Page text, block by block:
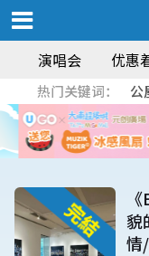
演唱会 优惠
热门关键词： 公
貌
情